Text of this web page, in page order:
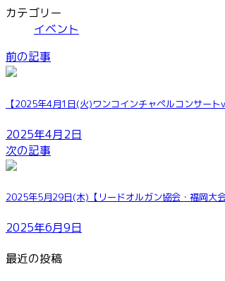
カテゴリー
イベント
前の記事
【2025年4月1日(火)ワンコインチャペルコンサート
2025年4月2日
次の記事
2025年5月29日(木)【リードオルガン協会・福岡大会
2025年6月9日
最近の投稿